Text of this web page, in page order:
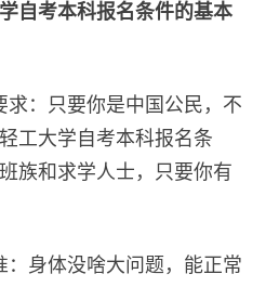
自考本科报名条件的基本
：只要你是中国公民，不
工大学自考本科报名条
族和求学人士，只要你有
身体没啥大问题，能正常